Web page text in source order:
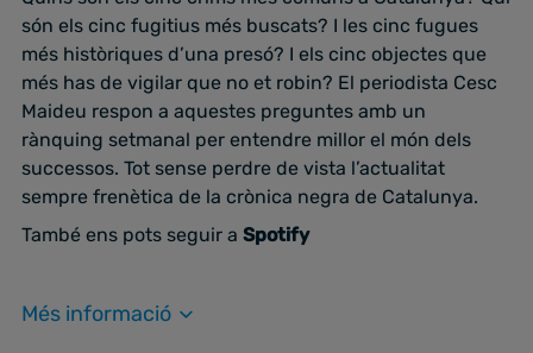
són els cinc fugitius més buscats? I les cinc fugues
més històriques d’una presó? I els cinc objectes que
més has de vigilar que no et robin? El periodista Cesc
Maideu respon a aquestes preguntes amb un
rànquing setmanal per entendre millor el món dels
successos. Tot sense perdre de vista l’actualitat
sempre frenètica de la crònica negra de Catalunya.
També ens pots seguir a Spotify
Més informació